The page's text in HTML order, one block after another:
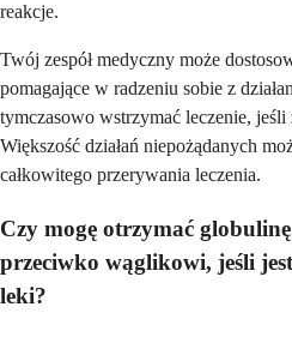
reakcje.
Twój zespół medyczny może
pomagające w radzeniu sobie z
tymczasowo wstrzymać leczenie, jeśli
Większość działań niepożądanych
całkowitego przerywania leczenia.
Czy mogę otrzymać
przeciwko wąglikowi, jeśli
leki?